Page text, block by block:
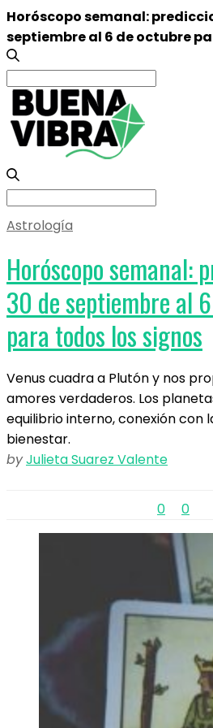
Horóscopo semanal:
septiembre al 6 de octubre
Search
for:
Search
Astrología
Horóscopo semanal:
30 de septiembre al
para todos los signos
Venus cuadra a Plutón y nos
amores verdaderos. Los
equilibrio interno, conexión con
bienestar.
byJulieta Suarez Valente
0 0